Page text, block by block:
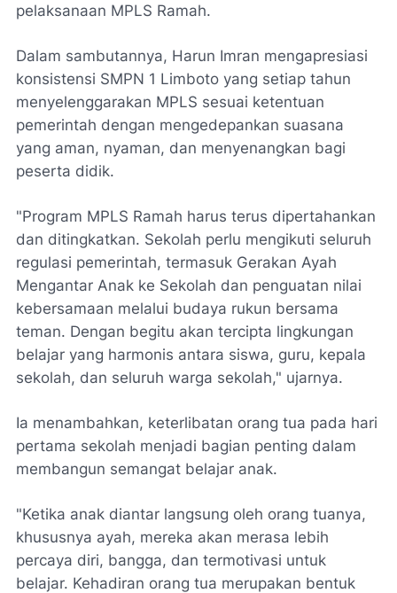
pelaksanaan MPLS Ramah.
Dalam sambutannya, Harun Imran mengapresiasi
konsistensi SMPN 1 Limboto yang setiap tahun
menyelenggarakan MPLS sesuai ketentuan
pemerintah dengan mengedepankan suasana
yang aman, nyaman, dan menyenangkan bagi
peserta didik.
"Program MPLS Ramah harus terus dipertahankan
dan ditingkatkan. Sekolah perlu mengikuti seluruh
regulasi pemerintah, termasuk Gerakan Ayah
Mengantar Anak ke Sekolah dan penguatan nilai
kebersamaan melalui budaya rukun bersama
teman. Dengan begitu akan tercipta lingkungan
belajar yang harmonis antara siswa, guru, kepala
sekolah, dan seluruh warga sekolah," ujarnya.
Ia menambahkan, keterlibatan orang tua pada hari
pertama sekolah menjadi bagian penting dalam
membangun semangat belajar anak.
"Ketika anak diantar langsung oleh orang tuanya,
khususnya ayah, mereka akan merasa lebih
percaya diri, bangga, dan termotivasi untuk
belajar. Kehadiran orang tua merupakan bentuk